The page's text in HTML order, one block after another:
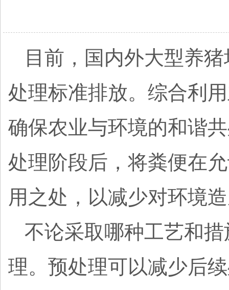
目前，国内外大型养
处理标准排放。综合利
确保农业与环境的和谐
处理阶段后，将粪便在
用之处，以减少对环境
不论采取哪种工艺和
理。预处理可以减少后